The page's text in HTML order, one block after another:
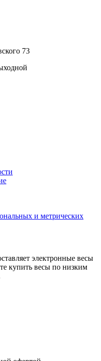
73
и метрических
электронные весы
купить весы по низким